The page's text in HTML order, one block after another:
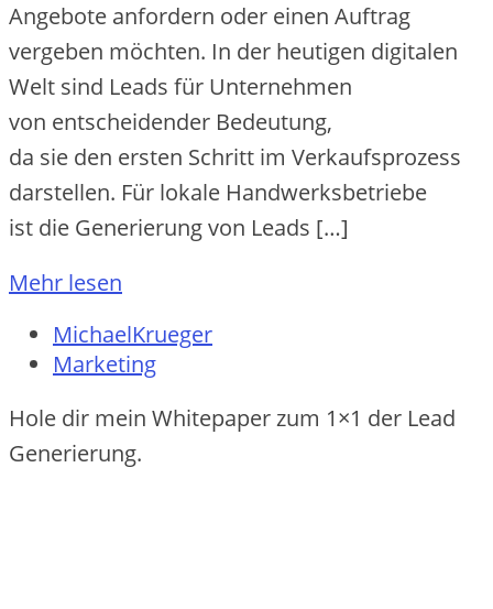
Angebote anfordern o‬der e‬inen Auftrag
vergeben möchten. I‬n d‬er heutigen digitalen
Welt s‬ind Leads f‬ür Unternehmen
v‬on entscheidender Bedeutung,
d‬a s‬ie d‬en e‬rsten Schritt i‬m Verkaufsprozess
darstellen. F‬ür lokale Handwerksbetriebe
i‬st d‬ie Generierung v‬on Leads […]
Mehr lesen
MichaelKrueger
Marketing
Hole dir mein Whitepaper zum 1×1 der Lead
Generierung.